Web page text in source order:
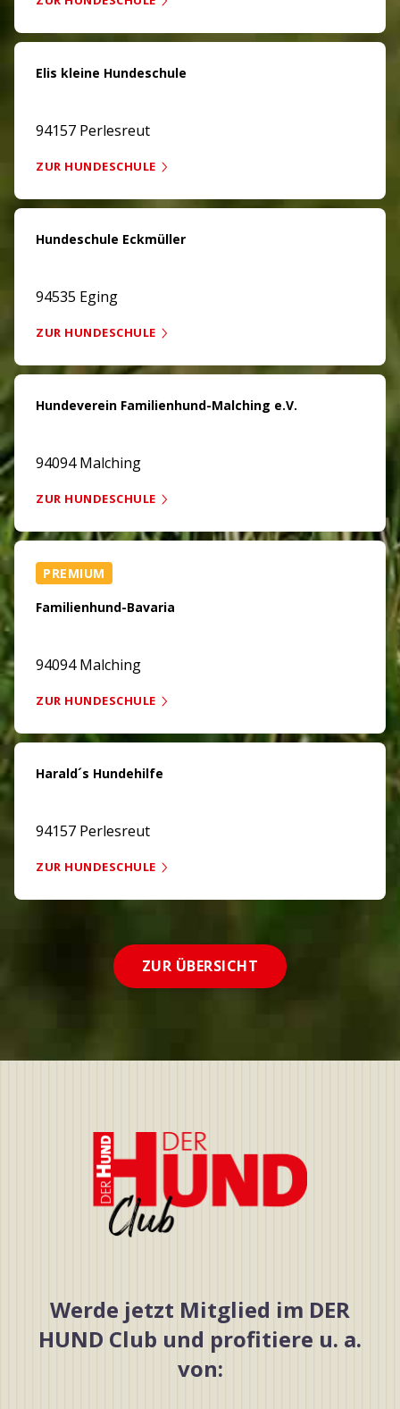
Elis kleine Hundeschule
94157 Perlesreut
ZUR HUNDESCHULE
Hundeschule Eckmüller
94535 Eging
ZUR HUNDESCHULE
Hundeverein Familienhund-Malching e.V.
94094 Malching
ZUR HUNDESCHULE
PREMIUM
Familienhund-Bavaria
94094 Malching
ZUR HUNDESCHULE
Harald´s Hundehilfe
94157 Perlesreut
ZUR HUNDESCHULE
ZUR ÜBERSICHT
Werde jetzt Mitglied im DER
HUND Club und profitiere u. a.
von: